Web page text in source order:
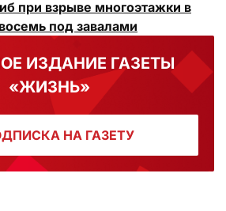
при взрыве многоэтажки в
под завалами
ИЗДАНИЕ ГАЗЕТЫ
«ЖИЗНЬ»
НА ГАЗЕТУ